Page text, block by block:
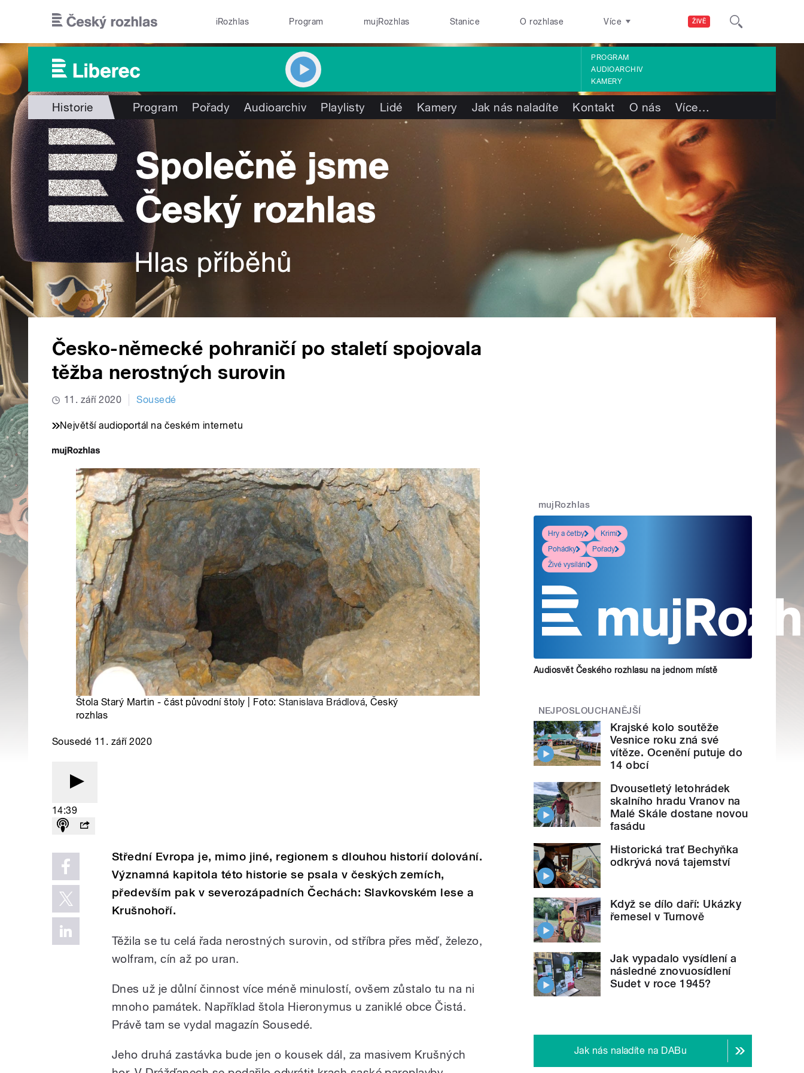
ŽIVĚ
iRozhlas Program mujRozhlas Stanice O rozhlase Více
PROGRAM
AUDIOARCHIV
KAMERY
Historie Program Pořady Audioarchiv Playlisty Lidé Kamery Jak nás naladíte Kontakt O nás Více…
Česko-německé pohraničí po staletí spojovala
těžba nerostných surovin
11. září 2020 Sousedé
Největší audioportál na českém internetu
Štola Starý Martin - část původní štoly | Foto:Stanislava Brádlová, Český
rozhlas
Sousedé 11. září 2020
14:39
Střední Evropa je, mimo jiné, regionem s dlouhou historií dolování.
Významná kapitola této historie se psala v českých zemích,
především pak v severozápadních Čechách: Slavkovském lese a
Krušnohoří.
Těžila se tu celá řada nerostných surovin, od stříbra přes měď, železo,
wolfram, cín až po uran.
Dnes už je důlní činnost více méně minulostí, ovšem zůstalo tu na ni
mnoho památek. Například štola Hieronymus u zaniklé obce Čistá.
Právě tam se vydal magazín Sousedé.
Jeho druhá zastávka bude jen o kousek dál, za masivem Krušných
mujRozhlas
Hry a četby
Krimi
Pohádky
Pořady
Živé vysílání
Audiosvět Českého rozhlasu na jednom místě
NEJPOSLOUCHANĚJŠÍ
Krajské kolo soutěže
Vesnice roku zná své
vítěze. Ocenění putuje do
14 obcí
Dvousetletý letohrádek
skalního hradu Vranov na
Malé Skále dostane novou
fasádu
Historická trať Bechyňka
odkrývá nová tajemství
Když se dílo daří: Ukázky
řemesel v Turnově
Jak vypadalo vysídlení a
následné znovuosídlení
Sudet v roce 1945?
Jak nás naladíte na DABu